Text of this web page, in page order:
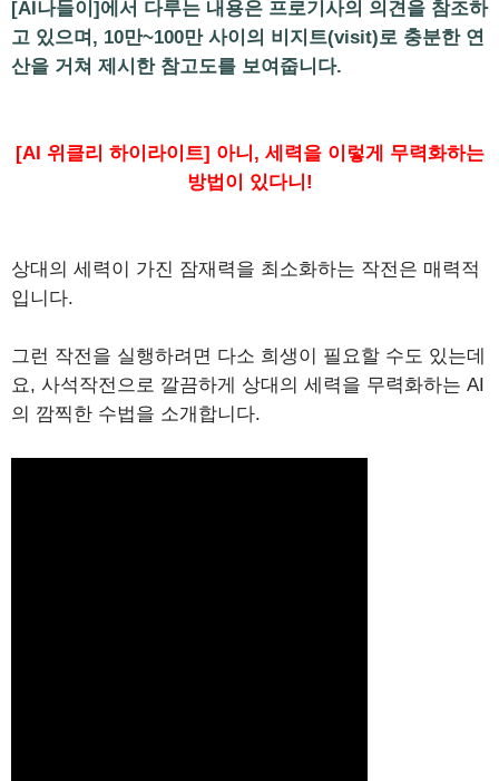
[AI나들이]에서 다루는 내용은 프로기사의 의견을 참조하
고 있으며, 10만~100만 사이의 비지트(visit)로 충분한 연
산을 거쳐 제시한 참고도를 보여줍니다.
[AI 위클리 하이라이트] 아니, 세력을 이렇게 무력화하는
방법이 있다니!
상대의 세력이 가진 잠재력을 최소화하는 작전은 매력적
입니다.
그런 작전을 실행하려면 다소 희생이 필요할 수도 있는데
요, 사석작전으로 깔끔하게 상대의 세력을 무력화하는 AI
의 깜찍한 수법을 소개합니다.